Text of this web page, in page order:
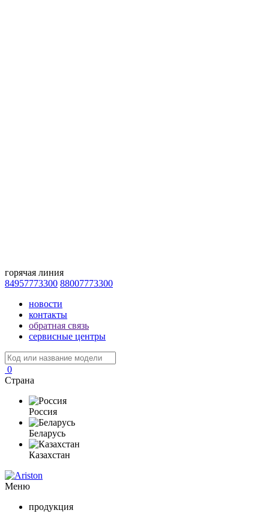
горячая линия
84957773300 88007773300
новости
контакты
обратная связь
сервисные центры
0
Страна
Россия
Беларусь
Казахстан
Меню
продукция